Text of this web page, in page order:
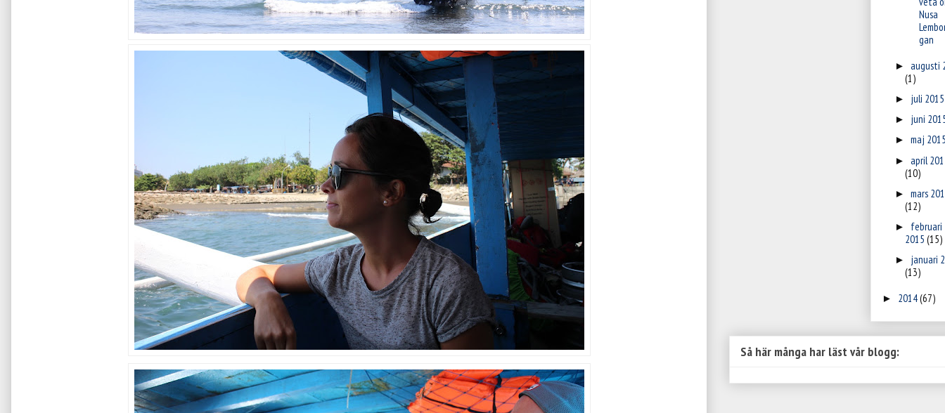
Nusa
gan
► augusti
(1)
► juli
► juni
► maj
► april
(10)
► mars
(12)
► februari
2015 (15)
► januari
(13)
► 2014(67)
Så här många har läst vår blogg: